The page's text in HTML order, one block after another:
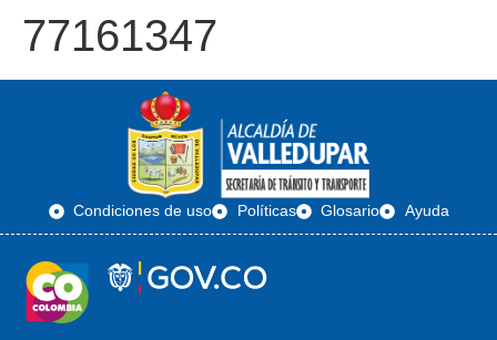
77161347
Condiciones de uso Políticas Glosario Ayuda